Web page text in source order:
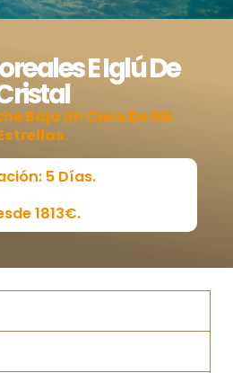
E Iglú De
Bajo Un Cielo De Mil
5 Días.
1813€.